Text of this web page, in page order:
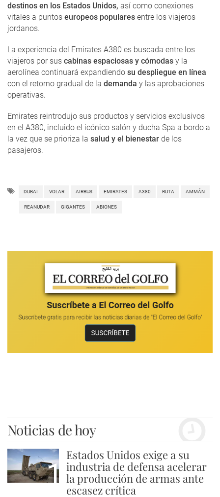
destinos en los Estados Unidos, así como conexiones
vitales a puntos europeos populares entre los viajeros
jordanos.
La experiencia del Emirates A380 es buscada entre los
viajeros por sus cabinas espaciosas y cómodas y la
aerolínea continuará expandiendo su despliegue en línea
con el retorno gradual de la demanda y las aprobaciones
operativas.
Emirates reintrodujo sus productos y servicios exclusivos
en el A380, incluido el icónico salón y ducha Spa a bordo a
la vez que se prioriza la salud y el bienestar de los
pasajeros.
DUBAI VOLAR AIRBUS EMIRATES A380 RUTA AMMÁN
REANUDAR GIGANTES ABIONES
Noticias de hoy
1
Estados Unidos exige a su
industria de defensa acelerar
la producción de armas ante
escasez crítica